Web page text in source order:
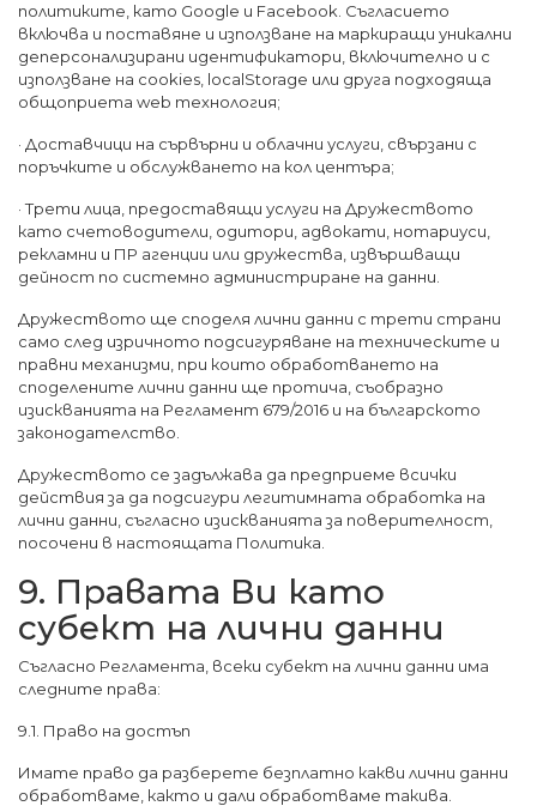
политиките, като Google и Facebook. Съгласието
включва и поставяне и използване на маркиращи уникални
деперсонализирани идентификатори, включително и с
използване на cookies, localStorage или друга подходяща
общоприета web технология;
· Доставчици на сървърни и облачни услуги, свързани с
поръчките и обслужването на кол центъра;
· Трети лица, предоставящи услуги на Дружеството
като счетоводители, одитори, адвокати, нотариуси,
рекламни и ПР агенции или дружества, извършващи
дейност по системно администриране на данни.
Дружеството ще споделя лични данни с трети страни
само след изричното подсигуряване на техническите и
правни механизми, при които обработването на
споделените лични данни ще протича, съобразно
изискванията на Регламент 679/2016 и на българското
законодателство.
Дружеството се задължава да предприеме всички
действия за да подсигури легитимната обработка на
лични данни, съгласно изискванията за поверителност,
посочени в настоящата Политика.
9. Правата Ви като
субект на лични данни
Съгласно Регламента, всеки субект на лични данни има
следните права:
9.1. Право на достъп
Имате право да разберете безплатно какви лични данни
обработваме, както и дали обработваме такива.